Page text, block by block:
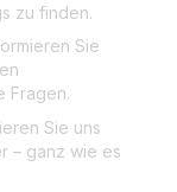
zu finden.
Sie
Fragen.
Sie uns
– ganz wie es